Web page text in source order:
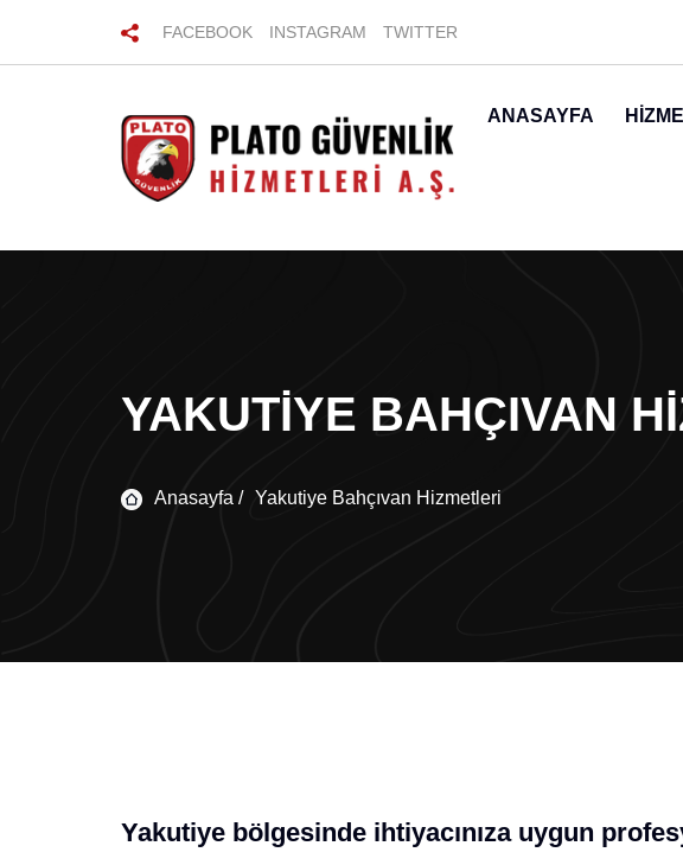
FACEBOOK INSTAGRAM TWITTER
ANASAYFA
YAKUTIYE BAHÇIVAN
Anasayfa / Yakutiye Bahçıvan Hizmetleri
Yakutiye bölgesinde ihtiyacınıza uygun